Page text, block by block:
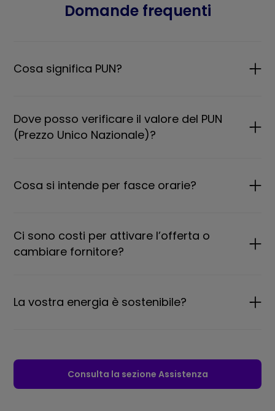
Domande frequenti
Cosa significa PUN?
Dove posso verificare il valore del PUN
(Prezzo Unico Nazionale)?
Cosa si intende per fasce orarie?
Ci sono costi per attivare l’offerta o
cambiare fornitore?
La vostra energia è sostenibile?
Consulta la sezione Assistenza